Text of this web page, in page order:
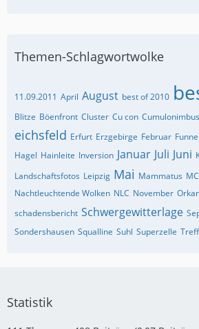
Themen-Schlagwortwolke
11.09.2011 April August best of 2010
Blitze Böenfront Cluster Cu con Cumulonimbus
eichsfeld Erfurt Erzgebirge Februar Funnel
Hagel Hainleite Inversion Januar Juli Juni
Landschaftsfotos Leipzig Mai Mammatus
Nachtleuchtende Wolken NLC November
schadensbericht Schwergewitterlage
Sondershausen Squalline Suhl Superzelle
Statistik